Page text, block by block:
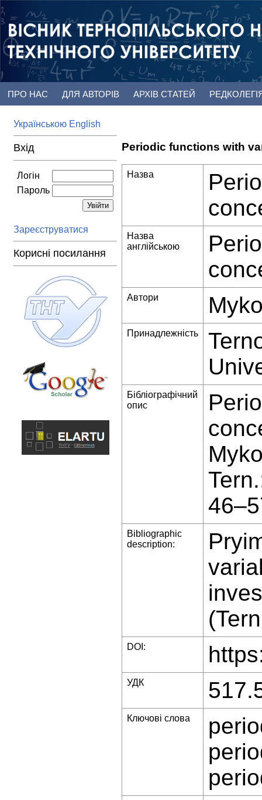
ПРО НАС ДЛЯ АВТОРІВ АРХІВ СТАТЕЙ
Українською English
Вхід
Логін
Пароль
Зареєструватися
Корисні посилання
Periodic functions with
Назва
Назва
англійською
Автори
Принадлежність
Бібліографічний
опис
Bibliographic
description:
DOI:
УДК
Ключові слова